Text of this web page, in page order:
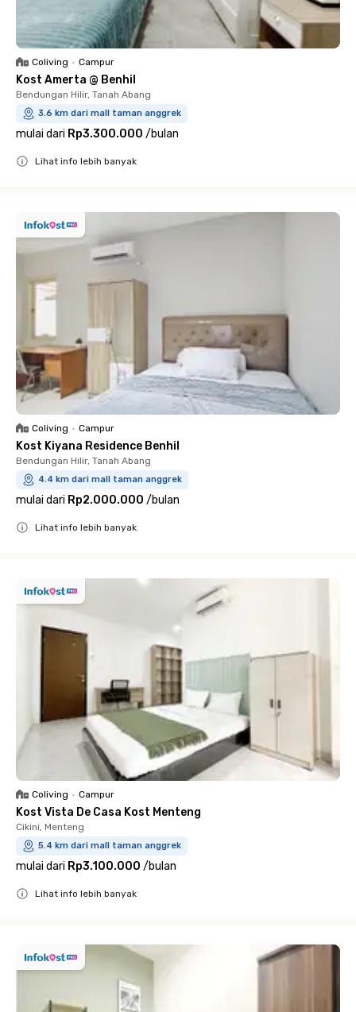
Coliving • Campur
Kost Amerta @ Benhil
Bendungan Hilir, Tanah Abang
3.6 km dari mall taman anggrek
mulai dari Rp3.300.000 /bulan
Lihat info lebih banyak
Coliving • Campur
Kost Kiyana Residence Benhil
Bendungan Hilir, Tanah Abang
4.4 km dari mall taman anggrek
mulai dari Rp2.000.000 /bulan
Lihat info lebih banyak
Coliving • Campur
Kost Vista De Casa Kost Menteng
Cikini, Menteng
5.4 km dari mall taman anggrek
mulai dari Rp3.100.000 /bulan
Lihat info lebih banyak